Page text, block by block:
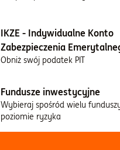
IKZE - Indywidualne Konto
Zabezpieczenia
Obniż swój podatek PIT
Fundusze inwestycyjne
Wybieraj spośród wielu
poziomie ryzyka